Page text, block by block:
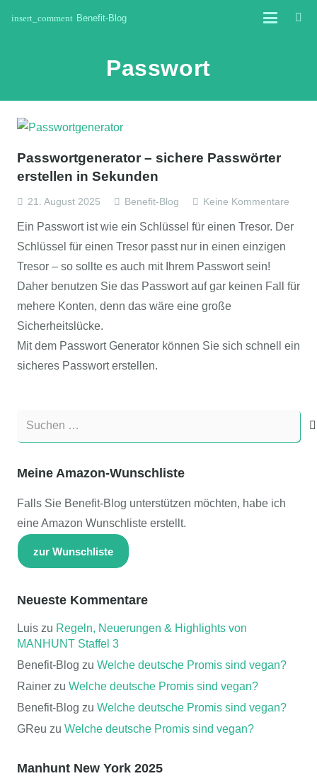
insert_comment Benefit-Blog
Passwort
Passwortgenerator – sichere Passwörter
erstellen in Sekunden
21. August 2025 Benefit-Blog Keine Kommentare
Ein Passwort ist wie ein Schlüssel für einen Tresor. Der
Schlüssel für einen Tresor passt nur in einen einzigen
Tresor – so sollte es auch mit Ihrem Passwort sein!
Daher benutzen Sie das Passwort auf gar keinen Fall für
mehere Konten, denn das wäre eine große
Sicherheitslücke.
Mit dem Passwort Generator können Sie sich schnell ein
sicheres Passwort erstellen.
Suchen
nach:
Meine Amazon-Wunschliste
Falls Sie Benefit-Blog unterstützen möchten, habe ich
eine Amazon Wunschliste erstellt.
zur Wunschliste
Neueste Kommentare
Luis zu Regeln, Neuerungen & Highlights von
MANHUNT Staffel 3
Benefit-Blog zu Welche deutsche Promis sind vegan?
Rainer zu Welche deutsche Promis sind vegan?
Benefit-Blog zu Welche deutsche Promis sind vegan?
GReu zu Welche deutsche Promis sind vegan?
Manhunt New York 2025